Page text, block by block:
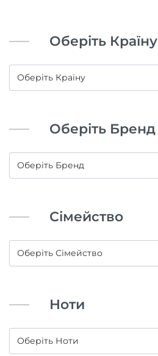
Оберіть Країну
Оберіть Бренд
Сімейство
Ноти